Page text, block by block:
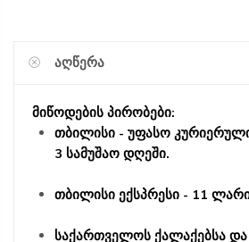
ᲐᲦᲬᲔᲠᲐ
მიწოდების პირობები:
თბილისი - უფასო
3 სამუშაო დღეში.
თბილისი ექსპრესი - 11
საქართველოს ქალაქებსა